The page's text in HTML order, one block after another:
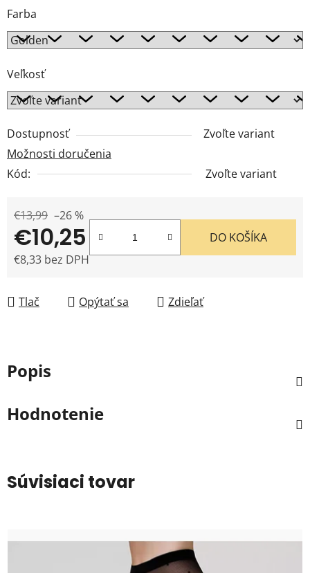
Farba
Veľkosť
Dostupnosť
Zvoľte variant
Možnosti doručenia
Kód:
Zvoľte variant
€13,99 –26 %
€10,25
€8,33 bez DPH
DO KOŠÍKA
Tlač Opýtať sa Zdieľať
Popis
Hodnotenie
Súvisiaci tovar